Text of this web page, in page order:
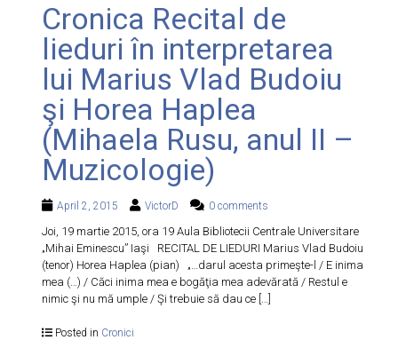
Cronica Recital de
lieduri în interpretarea
lui Marius Vlad Budoiu
şi Horea Haplea
(Mihaela Rusu, anul II –
Muzicologie)
April 2, 2015 VictorD 0 comments
Joi, 19 martie 2015, ora 19 Aula Bibliotecii Centrale Universitare
„Mihai Eminescu” Iaşi RECITAL DE LIEDURI Marius Vlad Budoiu
(tenor) Horea Haplea (pian) „…darul acesta primeşte-l / E inima
mea (…) / Căci inima mea e bogăţia mea adevărată / Restul e
nimic şi nu mă umple / Şi trebuie să dau ce […]
Posted in Cronici